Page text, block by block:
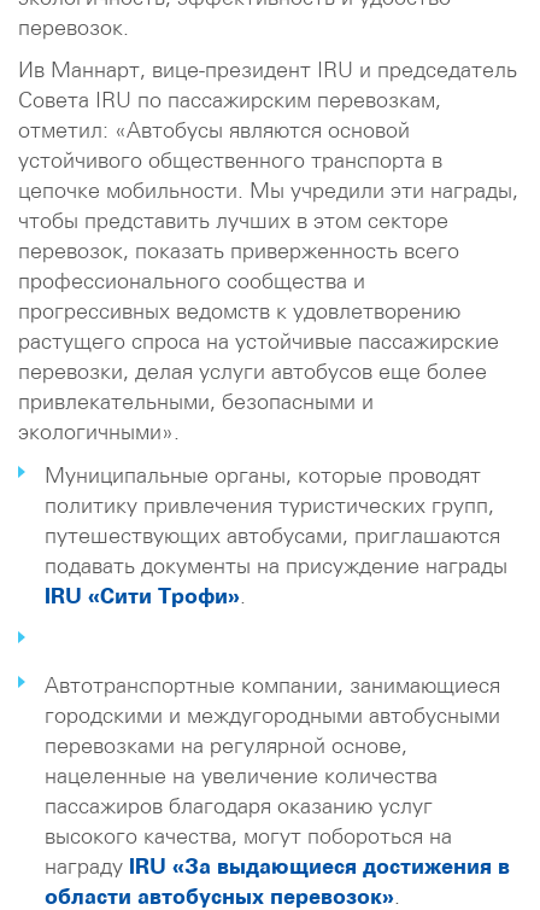
перевозок.
Ив Маннарт, вице-президент IRU и председатель
Совета IRU по пассажирским перевозкам,
отметил: «Автобусы являются основой
устойчивого общественного транспорта в
цепочке мобильности. Мы учредили эти награды,
чтобы представить лучших в этом секторе
перевозок, показать приверженность всего
профессионального сообщества и
прогрессивных ведомств к удовлетворению
растущего спроса на устойчивые пассажирские
перевозки, делая услуги автобусов еще более
привлекательными, безопасными и
экологичными».
Муниципальные органы, которые проводят
политику привлечения туристических групп,
путешествующих автобусами, приглашаются
подавать документы на присуждение награды
IRU «Сити Трофи»
Автотранспортные компании, занимающиеся
городскими и междугородными автобусными
перевозками на регулярной основе,
нацеленные на увеличение количества
пассажиров благодаря оказанию услуг
высокого качества, могут побороться на
награду IRU «За выдающиеся достижения в
области автобусных перевозок»